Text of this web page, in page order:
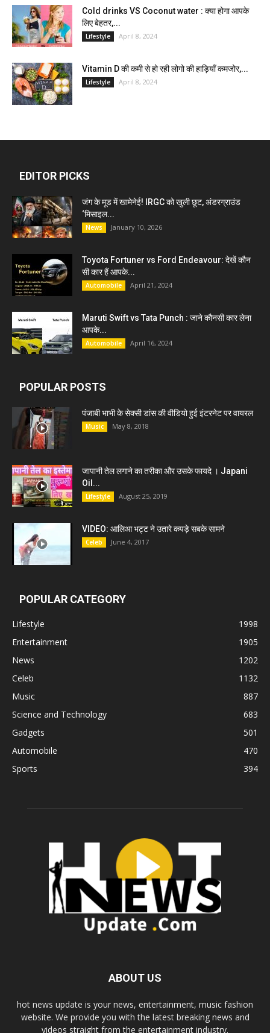
Cold drinks VS Coconut water : क्या होगा आपके
लिए बेहतर,...
Lifestyle April 8, 2024
Vitamin D की कमी से हो रही लोगो की हाड़ियाँ कमजोर,...
Lifestyle April 8, 2024
EDITOR PICKS
जंग के मूड में खामेनेई! IRGC को खुली छूट, अंडरग्राउंड
‘मिसाइल...
News January 10, 2026
Toyota Fortuner vs Ford Endeavour: देखें कौन
सी कार हैं आपके...
Automobile April 21, 2024
Maruti Swift vs Tata Punch : जाने कौनसी कार लेना
आपके...
Automobile April 16, 2024
POPULAR POSTS
पंजाबी भाभी के सेक्सी डांस की वीडियो हुई इंटरनेट पर वायरल
Music May 8, 2018
जापानी तेल लगाने का तरीका और उसके फायदे । Japani
Oil...
Lifestyle August 25, 2019
VIDEO: आलिआ भट्ट ने उतारे कपड़े सबके सामने
Celeb June 4, 2017
POPULAR CATEGORY
Lifestyle
1998
Entertainment
1905
News
1202
Celeb
1132
Music
887
Science and Technology
683
Gadgets
501
Automobile
470
Sports
394
ABOUT US
hot news update is your news, entertainment, music fashion
website. We provide you with the latest breaking news and
videos straight from the entertainment industry.